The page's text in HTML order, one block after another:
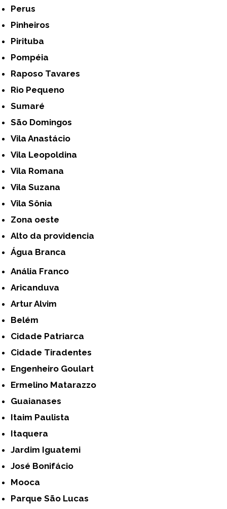
Perus
Pinheiros
Pirituba
Pompéia
Raposo Tavares
Rio Pequeno
Sumaré
São Domingos
Vila Anastácio
Vila Leopoldina
Vila Romana
Vila Suzana
Vila Sônia
Zona oeste
alto da providencia
Água Branca
Anália Franco
Aricanduva
Artur Alvim
Belém
Cidade Patriarca
Cidade Tiradentes
Engenheiro Goulart
Ermelino Matarazzo
Guaianases
Itaim Paulista
Itaquera
Jardim Iguatemi
José Bonifácio
Mooca
Parque São Lucas